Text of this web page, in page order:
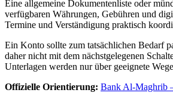
Eine allgemeine Dokumentenliste oder
verfügbaren Währungen, Gebühren und
Termine und Verständigung praktisch
Ein Konto sollte zum tatsächlichen Bedarf
daher nicht mit dem nächstgelegenen
Unterlagen werden nur über geeignete
Offizielle Orientierung: Bank Al-Maghrib